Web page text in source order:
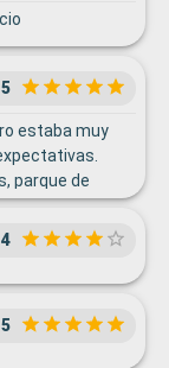
5
estaba muy
parque de
los niños (y
4
5